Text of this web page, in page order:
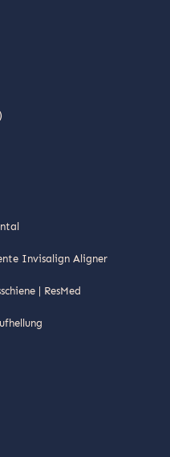
Invisalign Aligner
| ResMed